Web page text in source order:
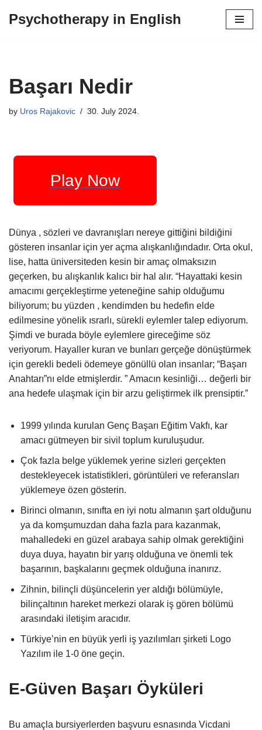
Psychotherapy in English
Başarı Nedir
by Uros Rajakovic 30. July 2024.
Play Now
Dünya , sözleri ve davranışları nereye gittiğini bildiğini
gösteren insanlar için yer açma alışkanlığındadır. Orta okul,
lise, hatta üniversiteden kesin bir amaç olmaksızın
geçerken, bu alışkanlık kalıcı bir hal alır. “Hayattaki kesin
amacımı gerçekleştirme yeteneğine sahip olduğumu
biliyorum; bu yüzden , kendimden bu hedefin elde
edilmesine yönelik ısrarlı, sürekli eylemler talep ediyorum.
Şimdi ve burada böyle eylemlere gireceğime söz
veriyorum. Hayaller kuran ve bunları gerçeğe dönüştürmek
için gerekli bedeli ödemeye gönüllü olan insanlar; “Başarı
Anahtarı”nı elde etmişlerdir. ” Amacın kesinliği… değerli bir
ana hedefe ulaşmak için bir arzu geliştirmek ilk prensiptir.”
1999 yılında kurulan Genç Başarı Eğitim Vakfı, kar
amacı gütmeyen bir sivil toplum kuruluşudur.
Çok fazla belge yüklemek yerine sizleri gerçekten
destekleyecek istatistikleri, görüntüleri ve referansları
yüklemeye özen gösterin.
Birinci olmanın, sınıfta en iyi notu almanın şart olduğunu
ya da komşumuzdan daha fazla para kazanmak,
mahalledeki en güzel arabaya sahip olmak gerektiğini
duya duya, hayatın bir yarış olduğuna ve önemli tek
başarının, başkalarını geçmek olduğuna inanırız.
Zihnin, bilinçli düşüncelerin yer aldığı bölümüyle,
bilinçaltının hareket merkezi olarak iş gören bölümü
arasındaki iletişim aracıdır.
Türkiye’nin en büyük yerli iş yazılımları şirketi Logo
Yazılım ile 1-0 öne geçin.
E-Güven Başarı Öyküleri
Bu amaçla bursiyerlerden başvuru esnasında Vicdani